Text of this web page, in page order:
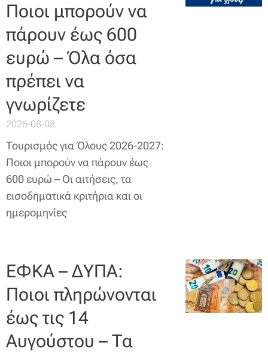
Ποιοι μπορούν να
πάρουν έως 600
ευρώ – Όλα όσα
πρέπει να
γνωρίζετε
2026-08-08
Τουρισμός για Όλους 2026-2027:
Ποιοι μπορούν να πάρουν έως
600 ευρώ – Οι αιτήσεις, τα
εισοδηματικά κριτήρια και οι
ημερομηνίες
ΕΦΚΑ – ΔΥΠΑ:
Ποιοι πληρώνονται
έως τις 14
Αυγούστου – Τα